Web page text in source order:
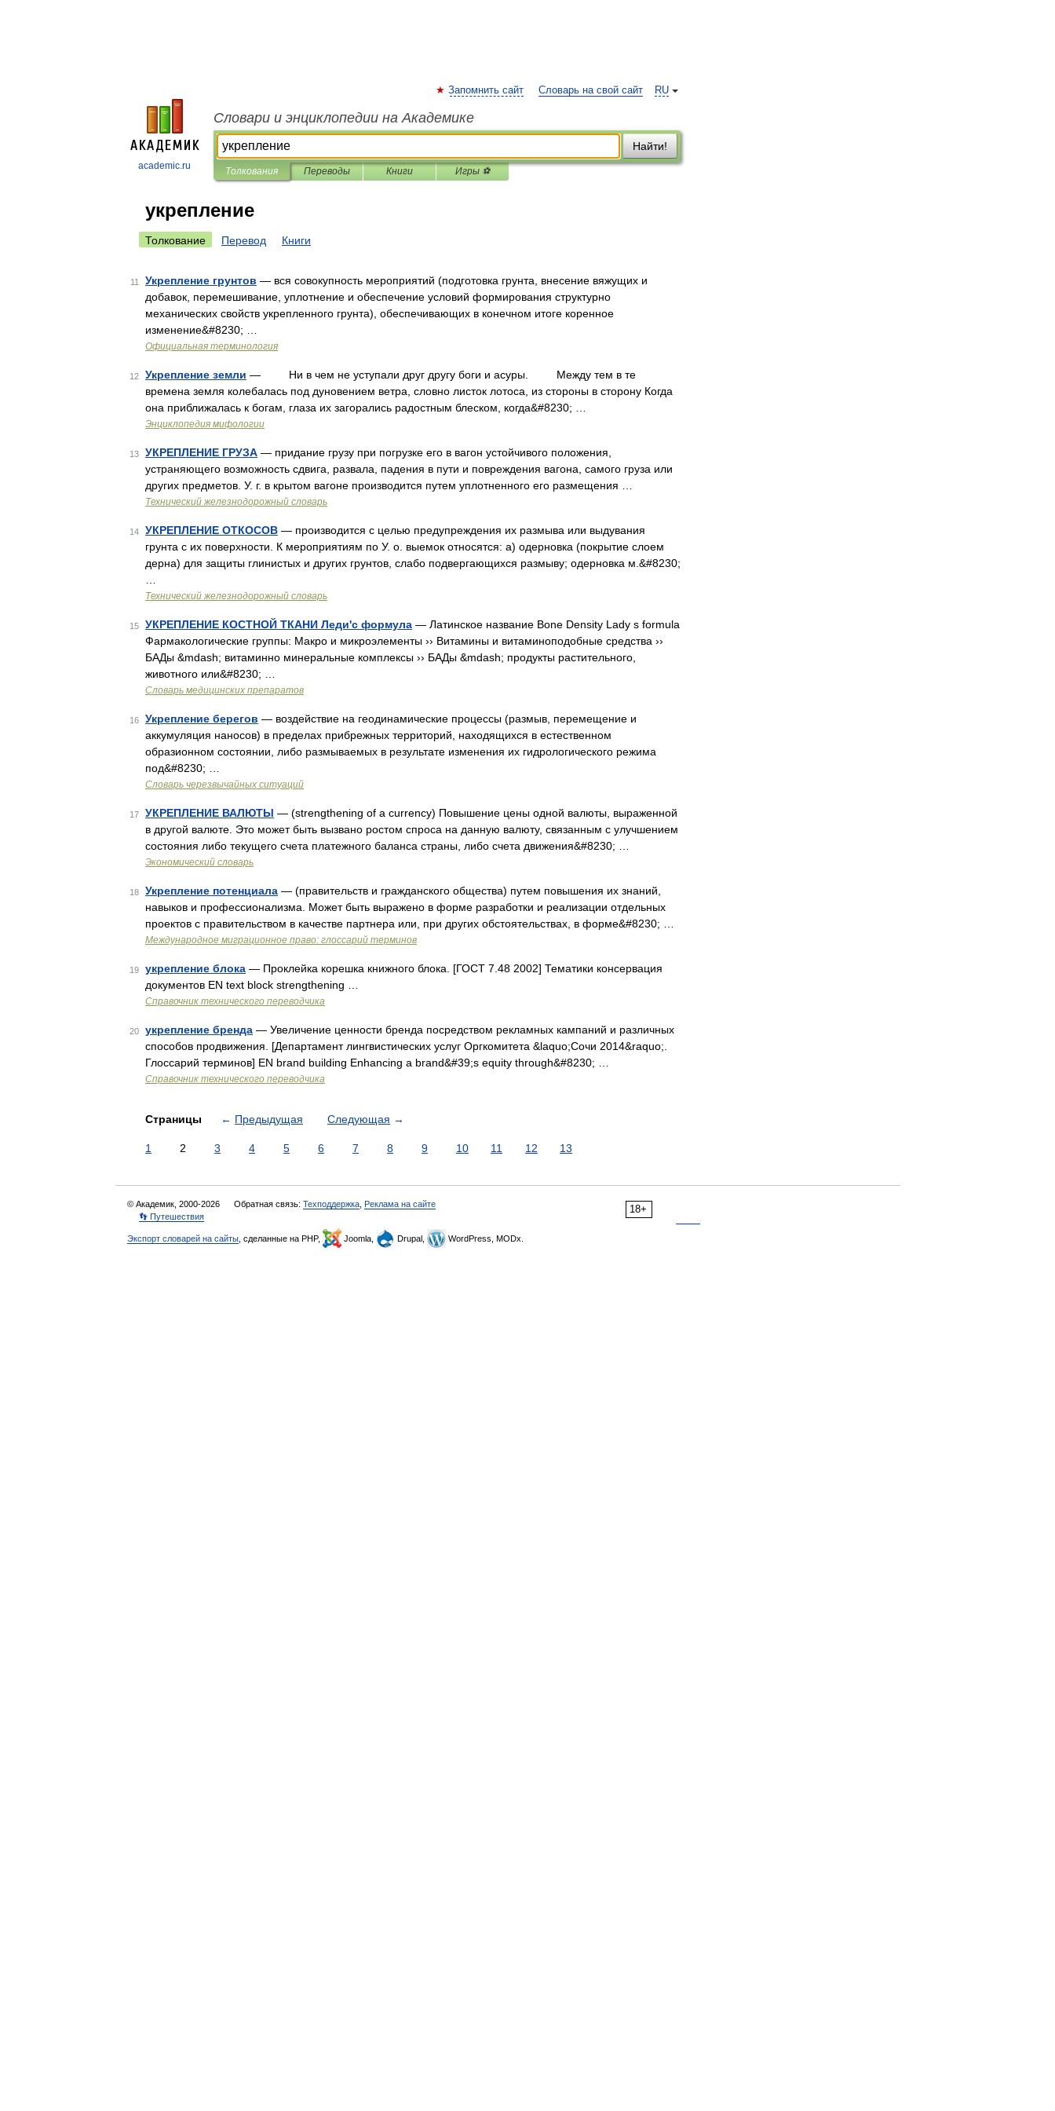
academic.ru
RU
Запомнить сайт Словарь на свой сайт
Словари и энциклопедии на Академике
Найти!
Толкования Переводы Книги Игры ⚽
укрепление
Толкование Перевод Книги
11 Укрепление грунтов — вся совокупность мероприятий (подготовка грунта, внесение вяжущих и
добавок, перемешивание, уплотнение и обеспечение условий формирования структурно
механических свойств укрепленного грунта), обеспечивающих в конечном итоге коренное
изменение&#8230; …
Официальная терминология
12 Укрепление земли — Ни в чем не уступали друг другу боги и асуры. Между тем в те
времена земля колебалась под дуновением ветра, словно листок лотоса, из стороны в сторону Когда
она приближалась к богам, глаза их загорались радостным блеском, когда&#8230; …
Энциклопедия мифологии
13 УКРЕПЛЕНИЕ ГРУЗА — придание грузу при погрузке его в вагон устойчивого положения,
устраняющего возможность сдвига, развала, падения в пути и повреждения вагона, самого груза или
других предметов. У. г. в крытом вагоне производится путем уплотненного его размещения …
Технический железнодорожный словарь
14 УКРЕПЛЕНИЕ ОТКОСОВ — производится с целью предупреждения их размыва или выдувания
грунта с их поверхности. К мероприятиям по У. о. выемок относятся: а) одерновка (покрытие слоем
дерна) для защиты глинистых и других грунтов, слабо подвергающихся размыву; одерновка м.&#8230;
Технический железнодорожный словарь
15 УКРЕПЛЕНИЕ КОСТНОЙ ТКАНИ Леди'с формула — Латинское название Bone Density Lady s formula
Фармакологические группы: Макро и микроэлементы ›› Витамины и витаминоподобные средства ››
БАДы &mdash; витаминно минеральные комплексы ›› БАДы &mdash; продукты растительного,
животного или&#8230; …
Словарь медицинских препаратов
16 Укрепление берегов — воздействие на геодинамические процессы (размыв, перемещение и
аккумуляция наносов) в пределах прибрежных территорий, находящихся в естественном
образионном состоянии, либо размываемых в результате изменения их гидрологического режима
под&#8230; …
Словарь черезвычайных ситуаций
17 УКРЕПЛЕНИЕ ВАЛЮТЫ — (strengthening of a currency) Повышение цены одной валюты, выраженной
в другой валюте. Это может быть вызвано ростом спроса на данную валюту, связанным с улучшением
состояния либо текущего счета платежного баланса страны, либо счета движения&#8230; …
Экономический словарь
18 Укрепление потенциала — (правительств и гражданского общества) путем повышения их знаний,
навыков и профессионализма. Может быть выражено в форме разработки и реализации отдельных
проектов с правительством в качестве партнера или, при других обстоятельствах, в форме&#8230; …
Международное миграционное право: глоссарий терминов
19 укрепление блока — Проклейка корешка книжного блока. [ГОСТ 7.48 2002] Тематики консервация
документов EN text block strengthening …
Справочник технического переводчика
20 укрепление бренда — Увеличение ценности бренда посредством рекламных кампаний и различных
способов продвижения. [Департамент лингвистических услуг Оргкомитета &laquo;Сочи 2014&raquo;.
Глоссарий терминов] EN brand building Enhancing a brand&#39;s equity through&#8230; …
Справочник технического переводчика
Страницы ← Предыдущая Следующая →
1 2 3 4 5 6 7 8 9 10 11 12 13
18+
© Академик, 2000-2026 Обратная связь: Техподдержка Реклама на сайте
👣 Путешествия
Экспорт словарей на сайты , сделанные на PHP, Joomla, Drupal, WordPress, MODx.